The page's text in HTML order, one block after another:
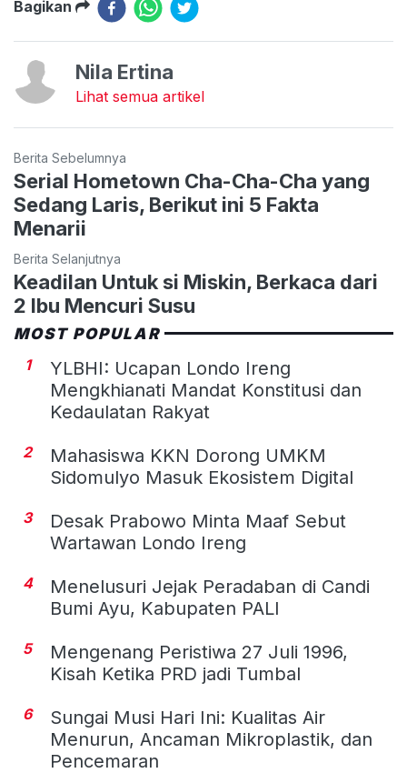
Bagikan
Nila Ertina
Lihat semua artikel
Berita Sebelumnya
Serial Hometown Cha-Cha-Cha yang
Sedang Laris, Berikut ini 5 Fakta
Menarii
Berita Selanjutnya
Keadilan Untuk si Miskin, Berkaca dari
2 Ibu Mencuri Susu
MOST POPULAR
1
YLBHI: Ucapan Londo Ireng
Mengkhianati Mandat Konstitusi dan
Kedaulatan Rakyat
2
Mahasiswa KKN Dorong UMKM
Sidomulyo Masuk Ekosistem Digital
3
Desak Prabowo Minta Maaf Sebut
Wartawan Londo Ireng
4
Menelusuri Jejak Peradaban di Candi
Bumi Ayu, Kabupaten PALI
5
Mengenang Peristiwa 27 Juli 1996,
Kisah Ketika PRD jadi Tumbal
6
Sungai Musi Hari Ini: Kualitas Air
Menurun, Ancaman Mikroplastik, dan
Pencemaran